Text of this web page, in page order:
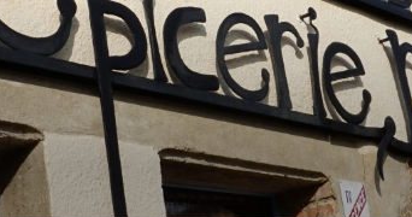
SULPICE LA
– Resto